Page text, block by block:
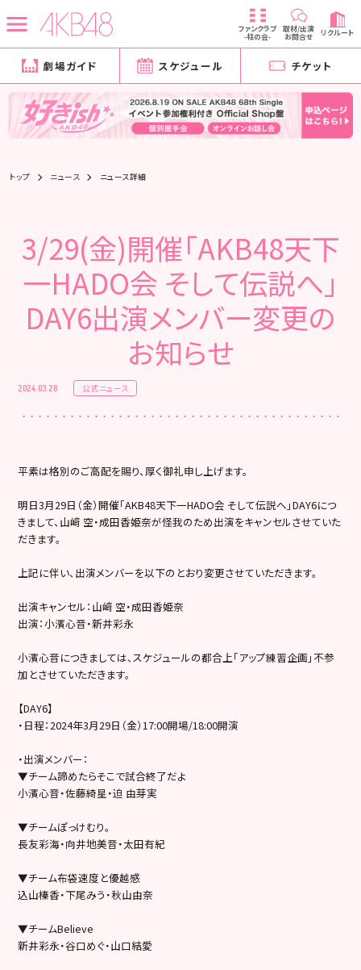
ファンクラブ
-柱の会-
取材/出演
お問合せ リクルート
劇場ガイド スケジュール チケット
トップ ニュース ニュース詳細
3/29(金)開催「AKB48天下
一HADO会 そして伝説へ」
DAY6出演メンバー変更の
お知らせ
2024.03.28 公式ニュース
平素は格別のご高配を賜り、厚く御礼申し上げます。
明日3月29日（金）開催「AKB48天下一HADO会 そして伝説へ」DAY6につ
きまして、山﨑 空・成田香姫奈が怪我のため出演をキャンセルさせていた
だきます。
上記に伴い、出演メンバーを以下のとおり変更させていただきます。
出演キャンセル：山﨑 空・成田香姫奈
出演：小濱心音・新井彩永
小濱心音につきましては、スケジュールの都合上「アップ練習企画」不参
加とさせていただきます。
【DAY6】
・日程：2024年3月29日（金）17:00開場/18:00開演
・出演メンバー：
▼チーム諦めたらそこで試合終了だよ
小濱心音・佐藤綺星・迫 由芽実
▼チームぽっけむり。
長友彩海・向井地美音・太田有紀
▼チーム布袋速度と優越感
込山榛香・下尾みう・秋山由奈
▼チームBelieve
新井彩永・谷口めぐ・山口結愛